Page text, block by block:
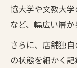
協大学や文教大
など、幅広い層か
さらに、店舗独
の状態を細かく